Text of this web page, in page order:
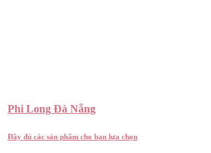
Phi Long Đà Nẵng
Đầy đủ các sản phẩm cho bạn lựa chọn